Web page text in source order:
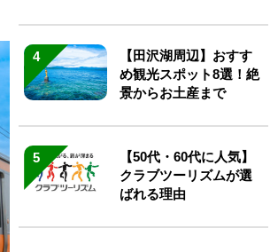
4
【田沢湖周辺】おすす
め観光スポット8選！絶
景からお土産まで
5
【50代・60代に人気】
クラブツーリズムが選
ばれる理由